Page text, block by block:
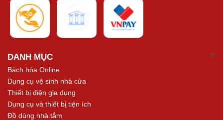
DANH MỤC
Bách hóa Online
Dụng cụ vệ sinh nhà cửa
Thiết bị điện gia dụng
Dụng cụ và thiết bị tiện ích
Đồ dùng nhà tắm